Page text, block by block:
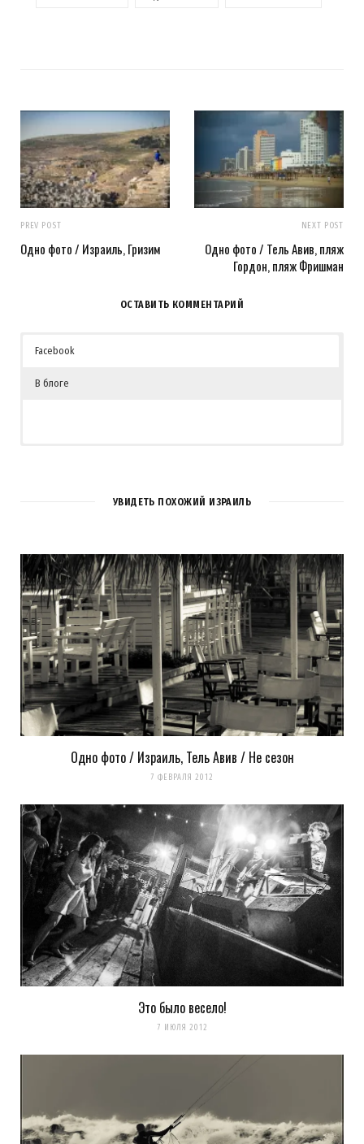
PREV POST
Одно фото / Израиль, Гризим
NEXT POST
Одно фото / Тель Авив, пляж
Гордон, пляж Фришман
ОСТАВИТЬ КОММЕНТАРИЙ
Facebook
В блоге
Сохранить моё имя, email и адрес сайта в этом браузере для
Уведомить меня о новых комментариях по email.
Уведомлять меня о новых записях почтой.
Оповещать о новых
комментариях. А можно просто подписаться на комментарии
УВИДЕТЬ ПОХОЖИЙ ИЗРАИЛЬ
Одно фото / Израиль, Тель Авив / Не сезон
7 ФЕВРАЛЯ 2012
Это было весело!
7 ИЮЛЯ 2012